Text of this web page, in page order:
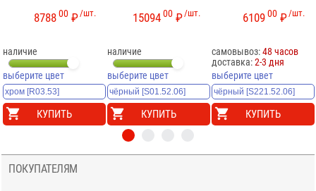
/шт.
878800 ₽
наличие
выберите цвет
КУПИТЬ
/шт.
1509400 ₽
наличие
выберите цвет
КУПИТЬ
/шт.
610900 ₽
самовывоз:48 часов
доставка:2-3 дня
выберите цвет
КУПИТЬ
ПОКУПАТЕЛЯМ